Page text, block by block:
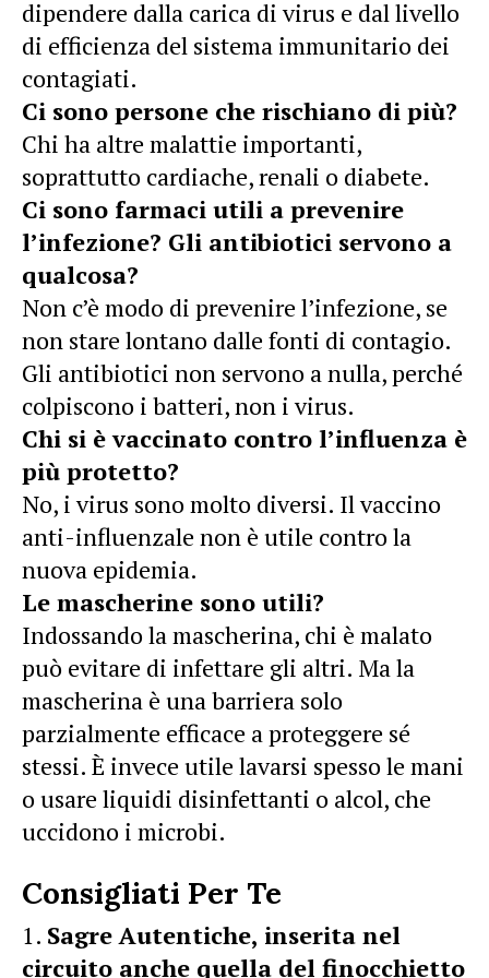
dipendere dalla carica di virus e dal livello
di efficienza del sistema immunitario dei
contagiati.
Ci sono persone che rischiano di più?
Chi ha altre malattie importanti,
soprattutto cardiache, renali o diabete.
Ci sono farmaci utili a prevenire
l’infezione? Gli antibiotici servono a
qualcosa?
Non c’è modo di prevenire l’infezione, se
non stare lontano dalle fonti di contagio.
Gli antibiotici non servono a nulla, perché
colpiscono i batteri, non i virus.
Chi si è vaccinato contro l’influenza è
più protetto?
No, i virus sono molto diversi. Il vaccino
anti-influenzale non è utile contro la
nuova epidemia.
Le mascherine sono utili?
Indossando la mascherina, chi è malato
può evitare di infettare gli altri. Ma la
mascherina è una barriera solo
parzialmente efficace a proteggere sé
stessi. È invece utile lavarsi spesso le mani
o usare liquidi disinfettanti o alcol, che
uccidono i microbi.
Consigliati Per Te
Sagre Autentiche, inserita nel
circuito anche quella del finocchietto